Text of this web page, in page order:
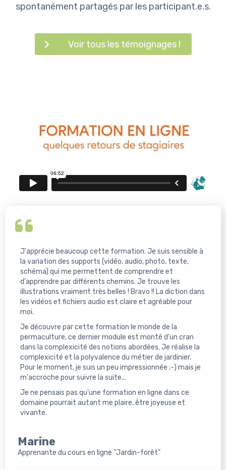
spontanément partagés par les participant.e.s.
Voir tous les témoignages !
J'apprécie beaucoup cette formation. Je suis sensible à
la variation des supports (vidéo, audio, photo, texte,
schéma) qui me permettent de comprendre et
d'apprendre par différents chemins. Je trouve les
illustrations vraiment très belles ! Bravo !! La diction dans
les vidéos et fichiers audio est claire et agréable pour
moi.
Je découvre par cette formation le monde de la
permaculture, ce dernier module est monté d'un cran
dans la complexicité des notions abordées. Je réalise la
complexicité et la polyvalence du métier de jardinier.
Pour le moment, je suis un peu impressionnée ;-) mais je
m'accroche pour suivre la suite...
Je ne pensais pas qu'une formation en ligne dans ce
domaine pourrait autant me plaire, être joyeuse et
vivante.
Marine
Apprenante du cours en ligne "Jardin-forêt"